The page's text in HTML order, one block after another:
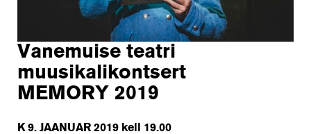
Vanemuise teatri
muusikalikontsert
MEMORY 2019
K 9. JAANUAR 2019 kell 19.00